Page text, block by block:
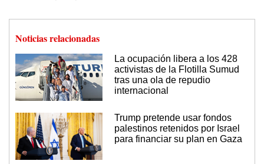
Noticias relacionadas
La ocupación libera a los 428
activistas de la Flotilla Sumud
tras una ola de repudio
internacional
Trump pretende usar fondos
palestinos retenidos por Israel
para financiar su plan en Gaza